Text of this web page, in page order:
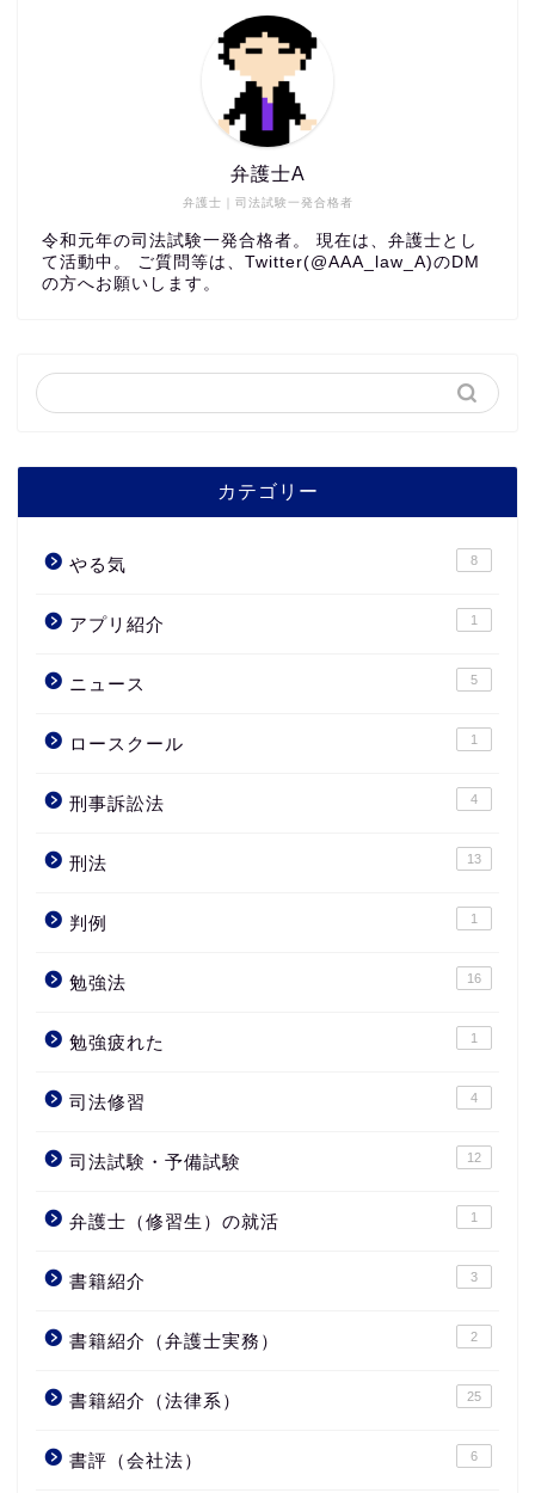
弁護士｜司法試験一発合格者
弁護士A
令和元年の司法試験一発合格者。 現在は、弁護士とし
て活動中。 ご質問等は、Twitter(@AAA_law_A)のDM
の方へお願いします。
カテゴリー
やる気 8
アプリ紹介 1
ニュース 5
ロースクール 1
刑事訴訟法 4
刑法 13
判例 1
勉強法 16
勉強疲れた 1
司法修習 4
司法試験・予備試験 12
弁護士（修習生）の就活 1
書籍紹介 3
書籍紹介（弁護士実務） 2
書籍紹介（法律系） 25
書評（会社法） 6